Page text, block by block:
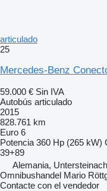
articulado
25
Mercedes-Benz
59.000 € Sin IVA
Autobús articulado
2015
828.761 km
Euro 6
Potencia 360 Hp (265 kW)
39+89
Alemania, Untersteinach
Omnibushandel Mario
Contacte con el vendedor